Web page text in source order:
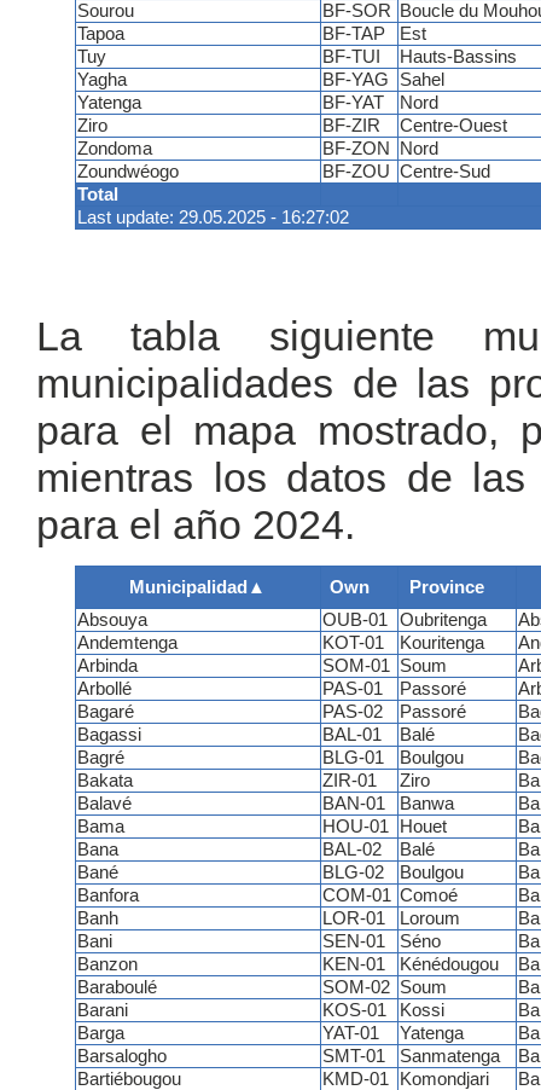
Total
Last update: 29.05.2025 - 16:27:02
Sourou
BF-SOR
Boucle du
Tapoa
BF-TAP
Est
Tuy
BF-TUI
Hauts-Bassins
Yagha
BF-YAG
Sahel
Yatenga
BF-YAT
Nord
Ziro
BF-ZIR
Centre-Ouest
Zondoma
BF-ZON
Nord
Zoundwéogo
BF-ZOU Centre-Sud
La tabla siguiente
municipalidades de las
para el mapa mostrado,
mientras los datos de las
para el año 2024.
Municipalidad ▲ Own
Province
Absouya
OUB-01 Oubritenga
Andemtenga
KOT-01 Kouritenga
Arbinda
SOM-01 Soum
Arbollé
PAS-01 Passoré
Bagaré
PAS-02 Passoré
Bagassi
BAL-01 Balé
Bagré
BLG-01 Boulgou
Bakata
ZIR-01 Ziro
Balavé
BAN-01 Banwa
Bama
HOU-01 Houet
Bana
BAL-02 Balé
Bané
BLG-02 Boulgou
Banfora
COM-01 Comoé
Banh
LOR-01 Loroum
Bani
SEN-01 Séno
Banzon
KEN-01 Kénédougou
Baraboulé
SOM-02 Soum
Barani
KOS-01 Kossi
Barga
YAT-01 Yatenga
Barsalogho
SMT-01 Sanmatenga
Bartiébougou
KMD-01 Komondjari